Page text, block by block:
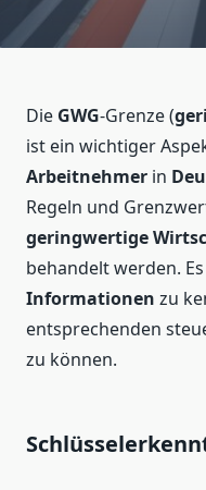
Die GWG-Grenze (
ist ein wichtiger
Arbeitnehmer in
Regeln und
geringwertige
behandelt werden.
Informationen zu
entsprechenden
zu können.